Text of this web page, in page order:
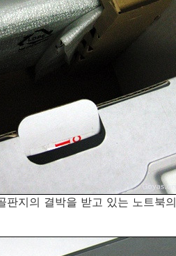
지의 결박을 받고 있는 노트북